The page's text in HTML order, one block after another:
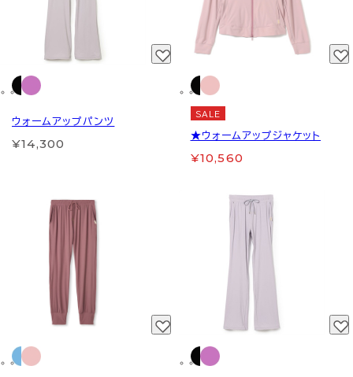
ウォームアップパンツ
¥14,300
SALE
★ウォームアップジャケット
¥10,560